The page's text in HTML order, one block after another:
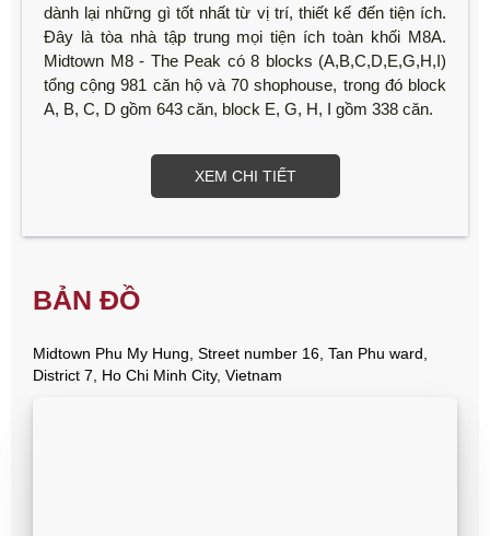
dành lại những gì tốt nhất từ vị trí, thiết kế đến tiện ích.
Đây là tòa nhà tập trung mọi tiện ích toàn khối M8A.
Midtown M8 - The Peak có 8 blocks (A,B,C,D,E,G,H,I)
tổng cộng 981 căn hộ và 70 shophouse, trong đó block
A, B, C, D gồm 643 căn, block E, G, H, I gồm 338 căn.
XEM CHI TIẾT
BẢN ĐỒ
Midtown Phu My Hung, Street number 16, Tan Phu ward,
District 7, Ho Chi Minh City, Vietnam